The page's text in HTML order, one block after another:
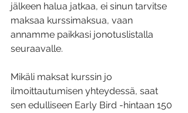
jälkeen halua jatkaa, ei sinun tarvitse
maksaa kurssimaksua, vaan
annamme paikkasi jonotuslistalla
seuraavalle.
Mikäli maksat kurssin jo
ilmoittautumisen yhteydessä, saat
sen edulliseen Early Bird -hintaan 150